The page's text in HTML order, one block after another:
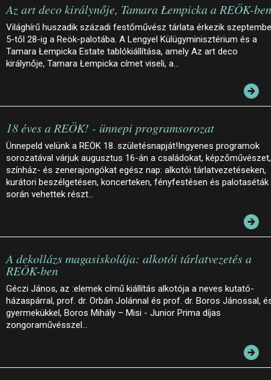
Az art deco királynője, Tamara Łempicka a REÖK-ben
Világhírű huszadik századi festőművész tárlata érkezik
5-től 28-ig a Reök-palotába. A Lengyel Külügyminisztérium és a
Tamara Łempicka Estate tablókiállítása, amely Az art deco
királynője, Tamara Łempicka címet viseli, a…
18 éves a REÖK! - ünnepi programsorozat
Ünnepeld velünk a REÖK 18. születésnapját!Ingyenes programok
sorozatával várjuk augusztus 16-án a családokat, képzőművészet,
színház- és zenerajongókat egész nap: alkotói tárlatvezetéseken,
kurátori beszélgetésen, koncerteken, fényfestésen és palotaséták
során vehettek részt…
A dekollázs magasiskolája: alkotói tárlatvezetés a
REÖK-ben
Géczi János, az :elemek című kiállítás alkotója a neves kutató-
házaspárral, prof. dr. Orbán Jolánnal és prof. dr. Boros Jánossal,
gyermekükkel, Boros Mihály – Misi - Junior Prima díjas
zongoraművésszel…